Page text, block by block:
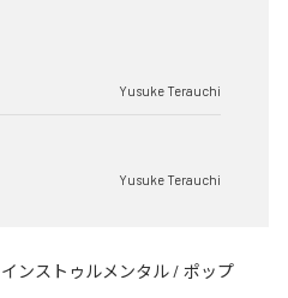
Yusuke Terauchi
Yusuke Terauchi
インストゥルメンタル / ポップ